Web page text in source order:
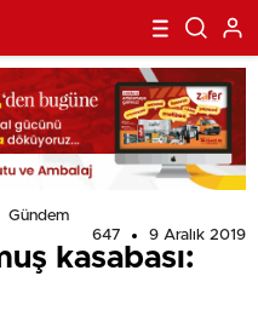
Gündem
647
9 Aralık 2019
kasabası: